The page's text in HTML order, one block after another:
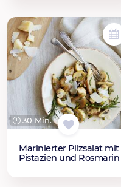
30 Min.
Marinierter Pilzsalat mit
Pistazien und Rosmarin